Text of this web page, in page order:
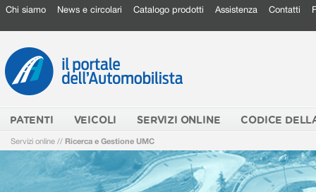
Chi siamo News e circolari Catalogo prodotti Assistenza Contatti
PATENTI VEICOLI SERVIZI ONLINE CODICE
Servizi online // Ricerca e Gestione UMC